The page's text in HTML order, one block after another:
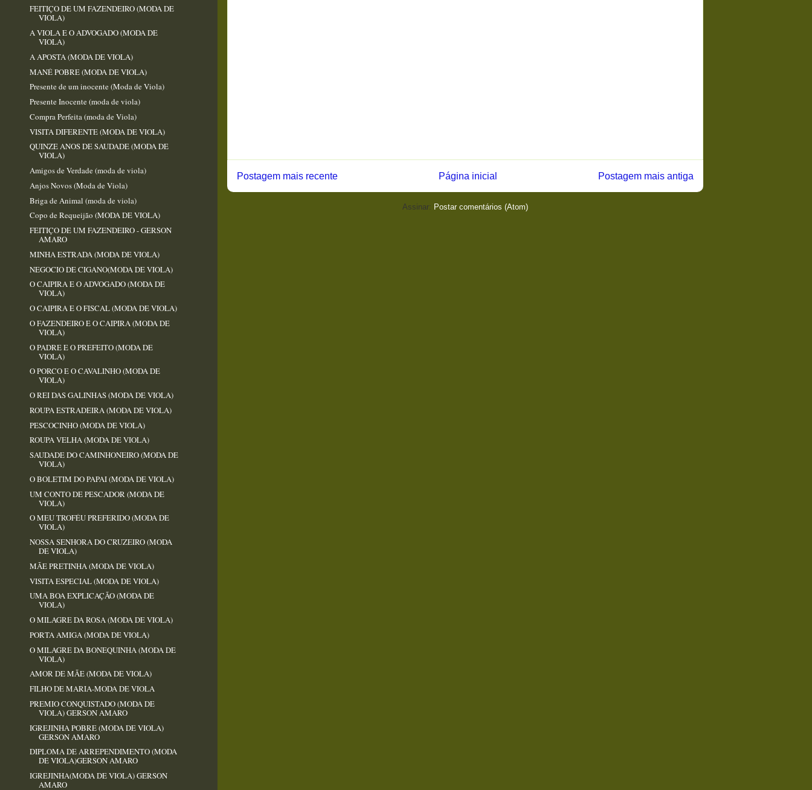
Postagem mais recente Postagem mais antiga
Página inicial
Assinar: Postar comentários (Atom)
FEITIÇO DE UM FAZENDEIRO (MODA DE
VIOLA)
A VIOLA E O ADVOGADO (MODA DE
VIOLA)
A APOSTA (MODA DE VIOLA)
MANÉ POBRE (MODA DE VIOLA)
Presente de um inocente (Moda de Viola)
Presente Inocente (moda de viola)
Compra Perfeita (moda de Viola)
VISITA DIFERENTE (MODA DE VIOLA)
QUINZE ANOS DE SAUDADE (MODA DE
VIOLA)
Amigos de Verdade (moda de viola)
Anjos Novos (Moda de Viola)
Briga de Animal (moda de viola)
Copo de Requeijão (MODA DE VIOLA)
FEITIÇO DE UM FAZENDEIRO - GERSON
AMARO
MINHA ESTRADA (MODA DE VIOLA)
NEGOCIO DE CIGANO(MODA DE VIOLA)
O CAIPIRA E O ADVOGADO (MODA DE
VIOLA)
O CAIPIRA E O FISCAL (MODA DE VIOLA)
O FAZENDEIRO E O CAIPIRA (MODA DE
VIOLA)
O PADRE E O PREFEITO (MODA DE
VIOLA)
O PORCO E O CAVALINHO (MODA DE
VIOLA)
O REI DAS GALINHAS (MODA DE VIOLA)
ROUPA ESTRADEIRA (MODA DE VIOLA)
PESCOCINHO (MODA DE VIOLA)
ROUPA VELHA (MODA DE VIOLA)
SAUDADE DO CAMINHONEIRO (MODA DE
VIOLA)
O BOLETIM DO PAPAI (MODA DE VIOLA)
UM CONTO DE PESCADOR (MODA DE
VIOLA)
O MEU TROFÉU PREFERIDO (MODA DE
VIOLA)
NOSSA SENHORA DO CRUZEIRO (MODA
DE VIOLA)
MÃE PRETINHA (MODA DE VIOLA)
VISITA ESPECIAL (MODA DE VIOLA)
UMA BOA EXPLICAÇÃO (MODA DE
VIOLA)
O MILAGRE DA ROSA (MODA DE VIOLA)
PORTA AMIGA (MODA DE VIOLA)
O MILAGRE DA BONEQUINHA (MODA DE
VIOLA)
AMOR DE MÃE (MODA DE VIOLA)
FILHO DE MARIA-MODA DE VIOLA
PREMIO CONQUISTADO (MODA DE
VIOLA) GERSON AMARO
IGREJINHA POBRE (MODA DE VIOLA)
GERSON AMARO
DIPLOMA DE ARREPENDIMENTO (MODA
DE VIOLA)GERSON AMARO
IGREJINHA(MODA DE VIOLA) GERSON
AMARO